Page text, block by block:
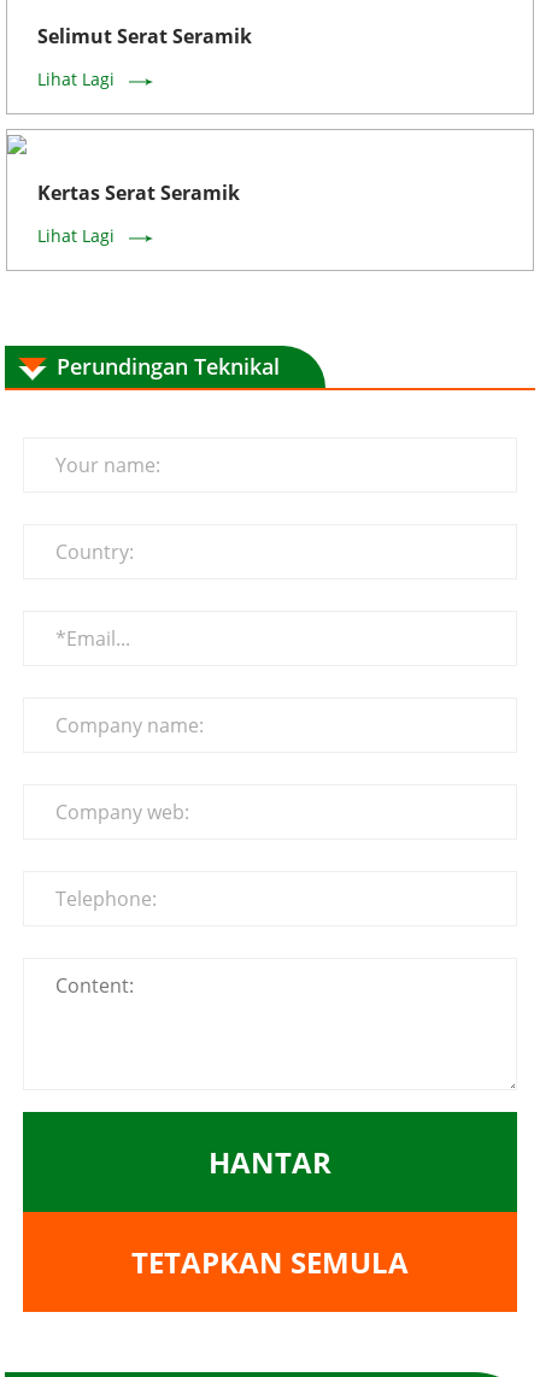
Selimut Serat Seramik
Lihat Lagi
Kertas Serat Seramik
Lihat Lagi
Perundingan Teknikal
HANTAR
TETAPKAN SEMULA